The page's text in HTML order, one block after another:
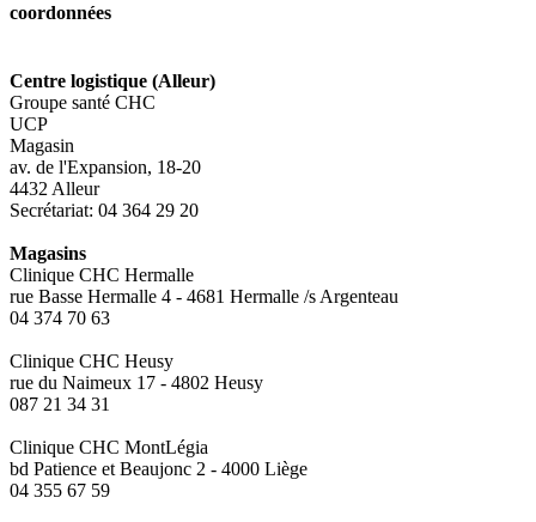
coordonnées
Centre logistique (Alleur)
Groupe santé CHC
UCP
Magasin
av. de l'Expansion, 18-20
4432 Alleur
Secrétariat: 04 364 29 20
Magasins
Clinique CHC Hermalle
rue Basse Hermalle 4 - 4681 Hermalle /s Argenteau
04 374 70 63
Clinique CHC Heusy
rue du Naimeux 17 - 4802 Heusy
087 21 34 31
Clinique CHC MontLégia
bd Patience et Beaujonc 2 - 4000 Liège
04 355 67 59